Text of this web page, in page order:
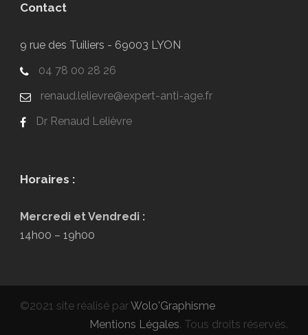
Contact
9 rue des Tuiliers - 69003 LYON
04 78 00 28 26
renaud.lelievre@expert-anti-age.fr
Dr Renaud Lelièvre
Horaires :
Mercredi et Vendredi :
14h00 – 19h00
©2021 site réalisé parWolo'Graphisme
Mentions Légales. Tous droits réservés.